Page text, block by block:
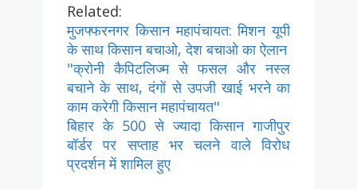
Related:
मुजफ्फरनगर किसान महापंचायत: मिशन यूपी
के साथ किसान बचाओ, देश बचाओ का ऐलान
"क्रोनी कैपिटलिज्म से फसल और नस्ल
बचाने के साथ, दंगों से उपजी खाई भरने का
काम करेगी किसान महापंचायत"
बिहार के 500 से ज्यादा किसान गाजीपुर
बॉर्डर पर सप्ताह भर चलने वाले विरोध
प्रदर्शन में शामिल हुए